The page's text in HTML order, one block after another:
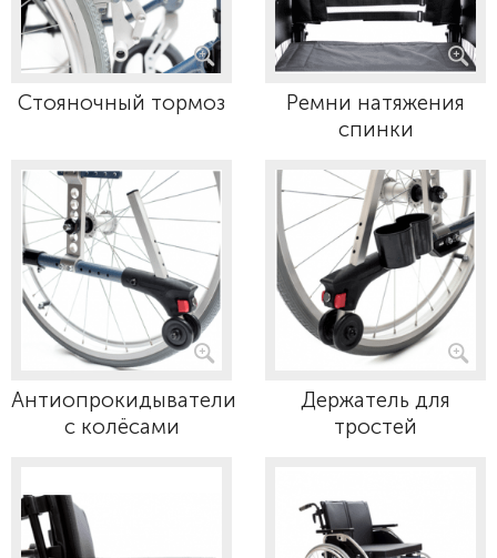
Стояночный тормоз
Ремни натяжения
спинки
Антиопрокидыватели
с колёсами
Держатель для
тростей